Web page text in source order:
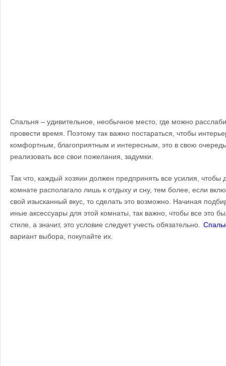
Спальня – удивительное, необычное место, где можно
провести время. Поэтому так важно постараться, чтобы
комфортным, благоприятным и интересным, это в свою очередь
реализовать все свои пожелания, задумки.
Так что, каждый хозяин должен предпринять все усилия, чтобы
комнате располагало лишь к отдыху и сну, тем более, если
свой изысканный вкус, то сделать это возможно. Начиная
иные аксессуары для этой комнаты, так важно, чтобы все это
стиле, а значит, это условие следует учесть обязательно.
вариант выбора, покупайте их.